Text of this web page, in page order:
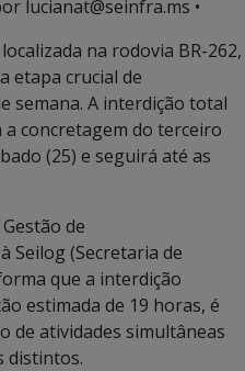
lucianat@seinfra.ms •
na rodovia BR-262,
etapa crucial de
semana. A interdição total
a concretagem do terceiro
(25) e seguirá até as
de
Seilog (Secretaria de
que a interdição
estimada de 19 horas, é
de atividades simultâneas
distintos.